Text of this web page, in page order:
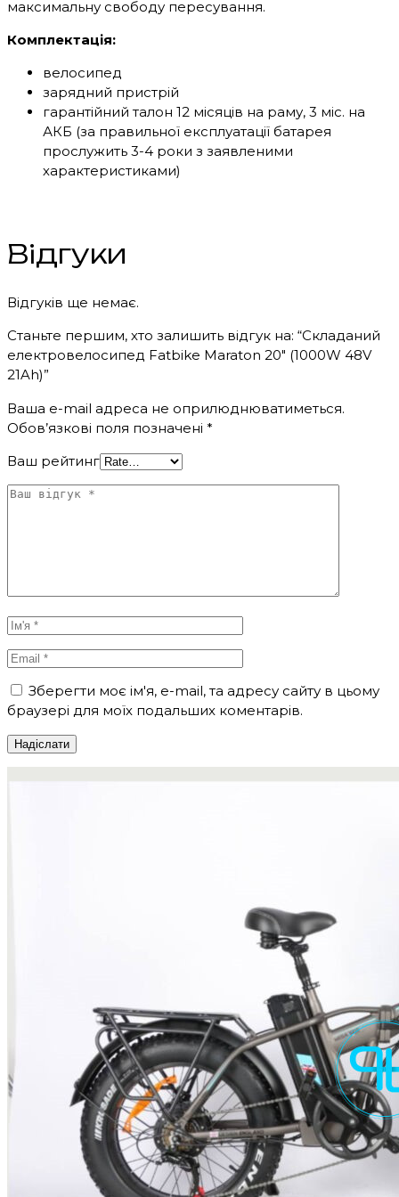
максимальну свободу пересування.
Комплектація:
велосипед
зарядний пристрій
гарантійний талон 12 місяців на раму, 3 міс. на
АКБ (за правильної експлуатації батарея
прослужить 3-4 роки з заявленими
характеристиками)
Відгуки
Відгуків ще немає.
Станьте першим, хто залишить відгук на: “Складаний
електровелосипед Fatbike Maraton 20″ (1000W 48V
21Ah)”
Ваша e-mail адреса не оприлюднюватиметься.
Обов’язкові поля позначені *
Ваш рейтинг
Зберегти моє ім'я, e-mail, та адресу сайту в цьому
браузері для моїх подальших коментарів.